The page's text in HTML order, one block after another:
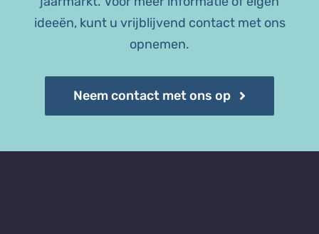
ideeën, kunt u vrijblijvend contact met ons
opnemen.
Neem contact met ons op